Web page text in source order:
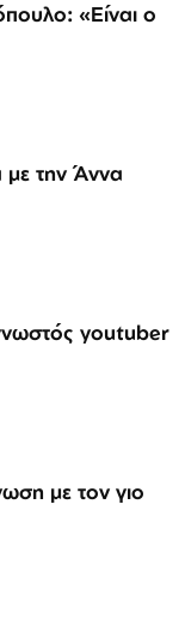
«Είναι ο
την Άννα
youtuber
με τον γιο